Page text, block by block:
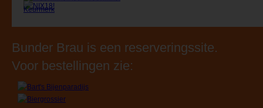
Bunder Brau is een reserveringssite.
Voor bestellingen zie: